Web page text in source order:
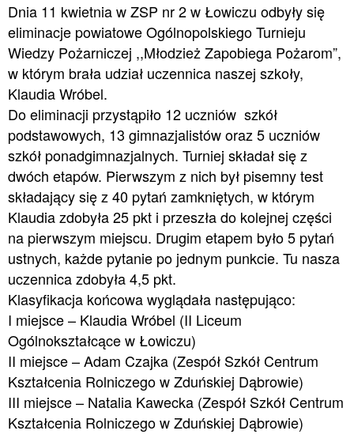
Dnia 11 kwietnia w ZSP nr 2 w Łowiczu odbyły się
eliminacje powiatowe Ogólnopolskiego Turnieju
Wiedzy Pożarniczej ,,Młodzież Zapobiega Pożarom”,
w którym brała udział uczennica naszej szkoły,
Klaudia Wróbel.
Do eliminacji przystąpiło 12 uczniów szkół
podstawowych, 13 gimnazjalistów oraz 5 uczniów
szkół ponadgimnazjalnych. Turniej składał się z
dwóch etapów. Pierwszym z nich był pisemny test
składający się z 40 pytań zamkniętych, w którym
Klaudia zdobyła 25 pkt i przeszła do kolejnej części
na pierwszym miejscu. Drugim etapem było 5 pytań
ustnych, każde pytanie po jednym punkcie. Tu nasza
uczennica zdobyła 4,5 pkt.
Klasyfikacja końcowa wyglądała następująco:
I miejsce – Klaudia Wróbel (II Liceum
Ogólnokształcące w Łowiczu)
II miejsce – Adam Czajka (Zespół Szkół Centrum
Kształcenia Rolniczego w Zduńskiej Dąbrowie)
III miejsce – Natalia Kawecka (Zespół Szkół Centrum
Kształcenia Rolniczego w Zduńskiej Dąbrowie)